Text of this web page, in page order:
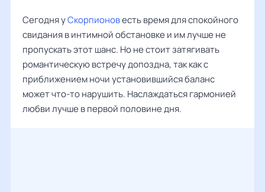
Сегодня уСкорпионовесть время для спокойного
свидания в интимной обстановке и им лучше не
пропускать этот шанс. Но не стоит затягивать
романтическую встречу допоздна, так как с
приближением ночи установившийся баланс
может что-то нарушить. Наслаждаться гармонией
любви лучше в первой половине дня.